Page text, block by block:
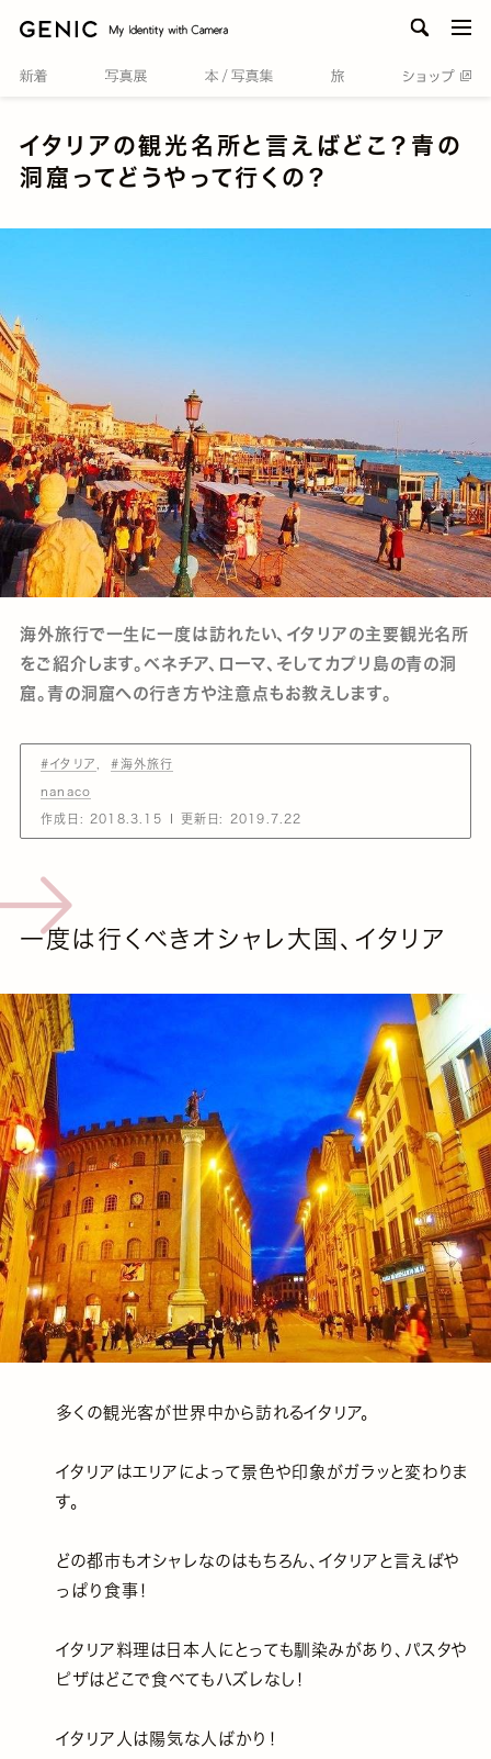
イタリアの観光名所と言えばどこ？青の
洞窟ってどうやって行くの？
海外旅行で一生に一度は訪れたい、イタリアの主要観光名所
をご紹介します。ベネチア、ローマ、そしてカプリ島の青の洞
窟。青の洞窟への行き方や注意点もお教えします。
#イタリア #海外旅行
nanaco
作成日: 2018.3.15 更新日: 2019.7.22
一度は行くべきオシャレ大国、イタリア
多くの観光客が世界中から訪れるイタリア。
イタリアはエリアによって景色や印象がガラッと変わりま
す。
どの都市もオシャレなのはもちろん、イタリアと言えばや
っぱり食事！
イタリア料理は日本人にとっても馴染みがあり、パスタや
ピザはどこで食べてもハズレなし！
イタリア人は陽気な人ばかり！